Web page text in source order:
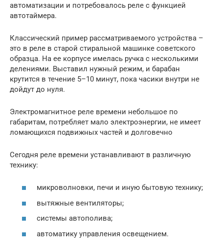
автоматизации и потребовалось реле с функцией
автотаймера.
Классический пример рассматриваемого устройства –
это в реле в старой стиральной машинке советского
образца. На ее корпусе имелась ручка с несколькими
делениями. Выставил нужный режим, и барабан
крутится в течение 5–10 минут, пока часики внутри не
дойдут до нуля.
Электромагнитное реле времени небольшое по
габаритам, потребляет мало электроэнергии, не имеет
ломающихся подвижных частей и долговечно
Сегодня реле времени устанавливают в различную
технику:
микроволновки, печи и иную бытовую технику;
вытяжные вентиляторы;
системы автополива;
автоматику управления освещением.